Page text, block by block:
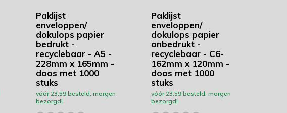
Paklijst
enveloppen/
dokulops papier
bedrukt -
recyclebaar - A5 -
228mm x 165mm -
doos met 1000
stuks
vóór 23:59 besteld, morgen
bezorgd!
Paklijst
enveloppen/
dokulops papier
onbedrukt -
recyclebaar - C6-
162mm x 120mm -
doos met 1000
stuks
vóór 23:59 besteld, morgen
bezorgd!